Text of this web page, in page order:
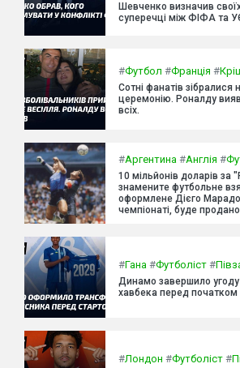
Шевченко визначив
суперечці між ФІФА та
#Футбол #Франція #
Сотні фанатів зібралися
церемонію. Роналду
всіх.
#Аргентина #Англія #
10 мільйонів доларів за
знамените футбольне
оформлене Дієго
чемпіонаті, буде продано
#Гана #Футболіст #
Динамо завершило
хавбека перед початком
#Лондон #Футболіст #